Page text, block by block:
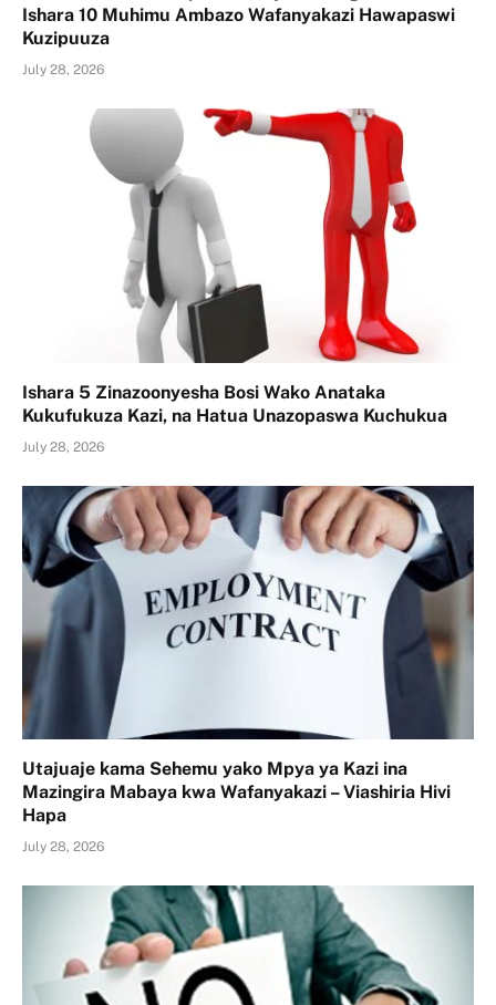
Ishara 10 Muhimu Ambazo Wafanyakazi Hawapaswi
Kuzipuuza
July 28, 2026
Ishara 5 Zinazoonyesha Bosi Wako Anataka
Kukufukuza Kazi, na Hatua Unazopaswa Kuchukua
July 28, 2026
Utajuaje kama Sehemu yako Mpya ya Kazi ina
Mazingira Mabaya kwa Wafanyakazi – Viashiria Hivi
Hapa
July 28, 2026